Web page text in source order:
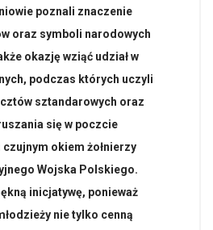
poznali znaczenie
oraz symboli narodowych
okazję wziąć udział w
podczas których uczyli
sztandarowych oraz
się w poczcie
okiem żołnierzy
Wojska Polskiego.
inicjatywę, ponieważ
nie tylko cenną